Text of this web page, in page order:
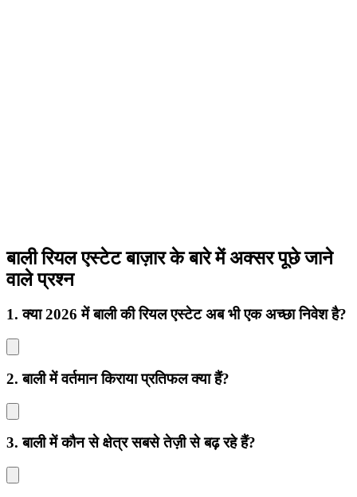
बाली रियल एस्टेट बाज़ार के बारे में अक्सर पूछे जाने
वाले प्रश्न
1. क्या 2026 में बाली की रियल एस्टेट अब भी एक अच्छा निवेश है?
2. बाली में वर्तमान किराया प्रतिफल क्या हैं?
3. बाली में कौन से क्षेत्र सबसे तेज़ी से बढ़ रहे हैं?